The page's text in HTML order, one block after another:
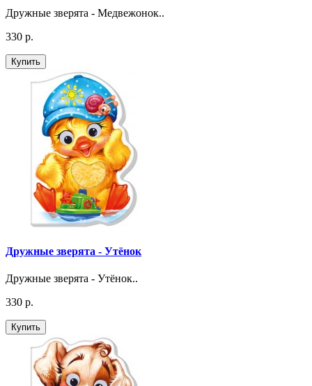
Дружные зверята - Медвежонок..
330 р.
Купить
Дружные зверята - Утёнок
Дружные зверята - Утёнок..
330 р.
Купить